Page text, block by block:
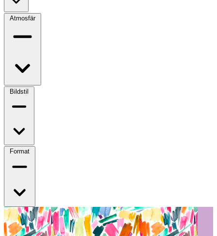
Atmosfär
Bildstil
Format